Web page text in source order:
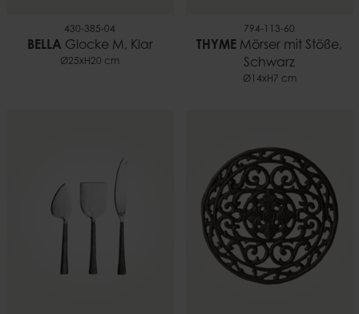
430-385-04
BELLA Glocke M, Klar
Ø25xH20 cm
794-113-60
THYME Mörser mit Stöße,
Schwarz
Ø14xH7 cm